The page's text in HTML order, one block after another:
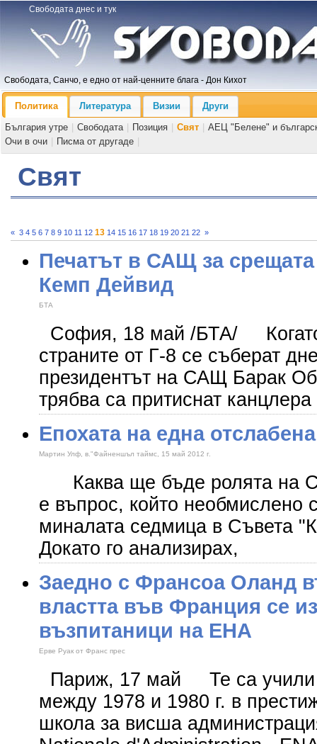
Свободата днес и тук
Свободата, Санчо, е едно от най-ценните блага - Дон Кихот
Политика Литература Визии
Други
България утре
Свободата Позиция Свят
АЕЦ "Белене" и
Очи в очи
Писма от другаде
Свят
« 3 4 5 6 7 8 9 10 11 12 13 14 15 16 17 18 19 20 21 22 »
Печатът в САЩ за
Кемп Дейвид
БТА
София, 18 май /БТА/
страните от Г-8 се съберат
президентът на САЩ Барак
трябва са притиснат
Епохата на една
Мартин Улф, в."Файненшъл таймс, 15 май 2012 г.
Каква ще бъде ролята на
е въпрос, който необмислено
миналата седмица в Съвета
Докато го анализирах,
Заедно с Франсоа Оланд
властта във Франция се
възпитаници на ЕНА
Ерве Руак от Франс прес
Париж, 17 май Те са учили
между 1978 и 1980 г. в
школа за висша